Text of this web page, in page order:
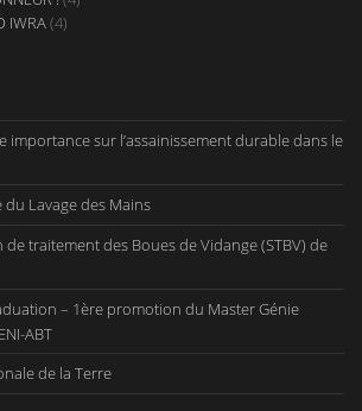
IWRA(4)
importance sur l’assainissement durable dans le
Lavage des Mains
de traitement des Boues de Vidange (STBV) de
– 1ère promotion du Master Génie
ABT
de la Terre